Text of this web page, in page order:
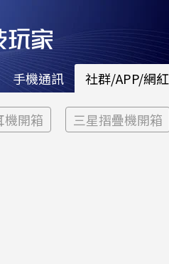
手機通訊 社群/APP/網紅
機開箱 三星摺疊機開箱